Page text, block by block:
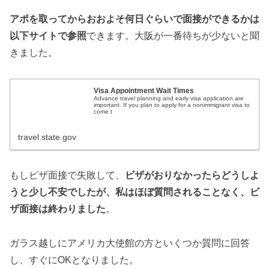
アポを取ってからおおよそ何日ぐらいで面接ができるかは
以下サイトで参照できます。大阪が一番待ちが少ないと聞
きました。
Visa Appointment Wait Times
Advance travel planning and early visa application are
important. If you plan to apply for a nonimmigrant visa to
come t
travel.state.gov
もしビザ面接で失敗して、
ビザがおりなかったらどうしよ
うと少し不安でしたが、私はほぼ質問されることなく、ビ
ザ面接は終わりました。
ガラス越しにアメリカ大使館の方といくつか質問に回答
し、すぐにOKとなりました。